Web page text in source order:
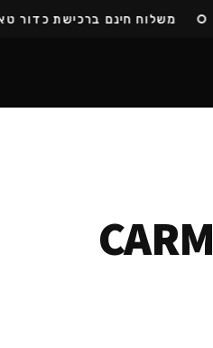
משלוח חינם ברכישת כדור טאטו